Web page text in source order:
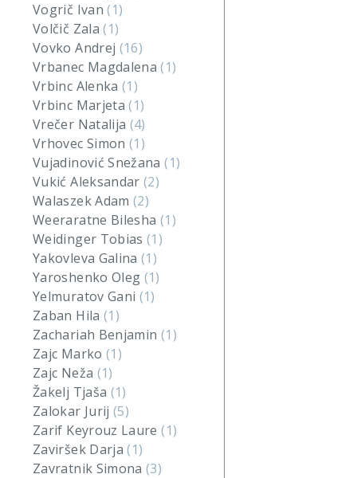
Vogrič Ivan(1)
Volčič Zala(1)
Vovko Andrej (16)
Vrbanec Magdalena(1)
Vrbinc Alenka(1)
Vrbinc Marjeta(1)
Vrečer Natalija (4)
Vrhovec Simon(1)
Vujadinović Snežana(1)
Vukić Aleksandar(2)
Walaszek Adam(2)
Weeraratne Bilesha (1)
Weidinger Tobias(1)
Yakovleva Galina(1)
Yaroshenko Oleg (1)
Yelmuratov Gani (1)
Zaban Hila (1)
Zachariah Benjamin (1)
Zajc Marko (1)
Zajc Neža (1)
Žakelj Tjaša (1)
Zalokar Jurij(5)
Zarif Keyrouz Laure(1)
Zaviršek Darja(1)
Zavratnik Simona(3)